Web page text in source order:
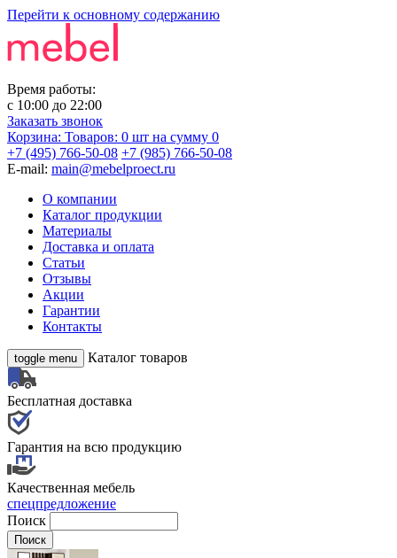
Перейти к основному содержанию
Время работы:
с 10:00 до 22:00
Заказать звонок
Корзина: Товаров: 0 шт на сумму 0
+7 (495) 766-50-08 +7 (985) 766-50-08
E-mail: main@mebelproect.ru
О компании
Каталог продукции
Материалы
Доставка и оплата
Статьи
Отзывы
Акции
Гарантии
Контакты
toggle menu Каталог товаров
Бесплатная доставка
Гарантия на всю продукцию
Качественная мебель
спецпредложение
Поиск